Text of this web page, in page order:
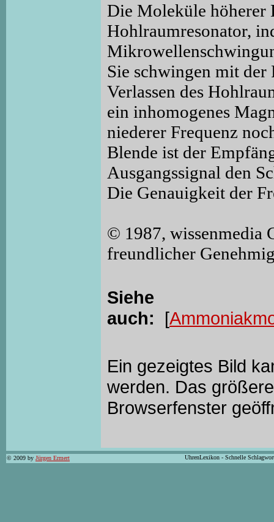
Die Moleküle höherer
Hohlraumresonator,
Sie schwingen mit
Verlassen des
ein inhomogenes
niederer Frequenz
Blende ist der
Ausgangssignal den
Die Genauigkeit der
© 1987, wissenmedia
freundlicher
Siehe
auch: [
Ein gezeigtes Bild
werden. Das
Browserfenster
© 2009 by Jürgen Ermert UhrenLexikon - Schnelle